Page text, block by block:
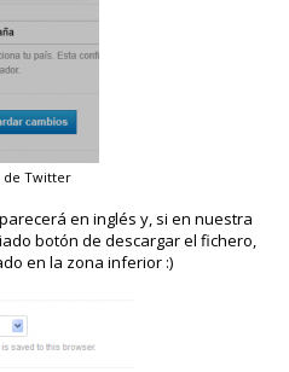
de Twitter
en inglés y, si en nuestra
botón de descargar el fichero,
en la zona inferior :)